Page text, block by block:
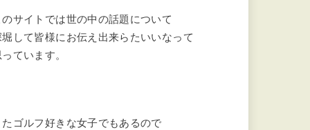
のサイトでは世の中の話題について
堀して皆様にお伝え出来らたいいなって
っています。
たゴルフ好きな女子でもあるので